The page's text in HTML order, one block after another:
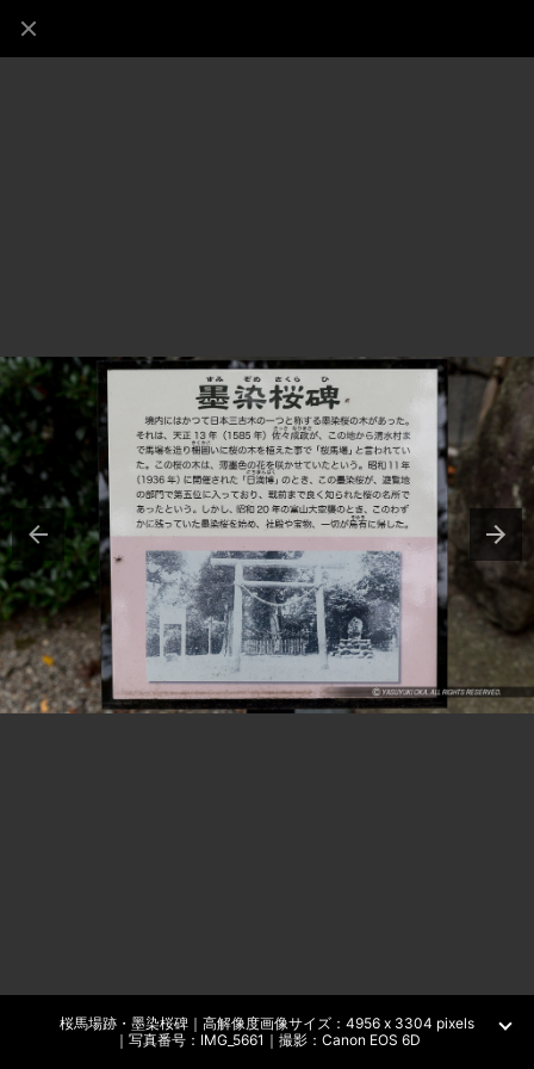
桜馬場跡・墨染桜碑｜高解像度画像サイズ：4956 x 3304 pixels
｜写真番号：IMG_5661｜撮影：Canon EOS 6D